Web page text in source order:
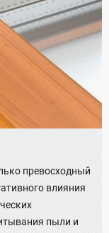
превосходный
влияния
пыли и